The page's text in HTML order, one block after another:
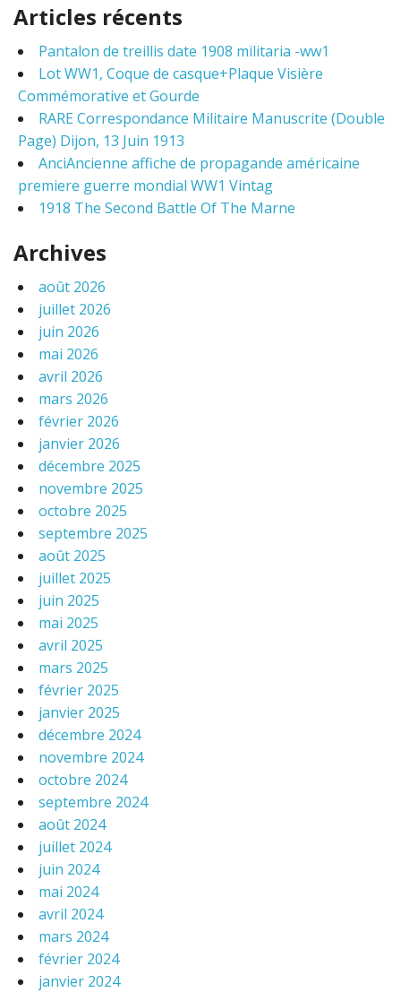
r
h
o
Articles récents
Pantalon de treillis date 1908 militaria -ww1
Lot WW1, Coque de casque+Plaque Visière
Commémorative et Gourde
RARE Correspondance Militaire Manuscrite (Double
Page) Dijon, 13 Juin 1913
AnciAncienne affiche de propagande américaine
premiere guerre mondial WW1 Vintag
1918 The Second Battle Of The Marne
Archives
août 2026
juillet 2026
juin 2026
mai 2026
avril 2026
mars 2026
février 2026
janvier 2026
décembre 2025
novembre 2025
octobre 2025
septembre 2025
août 2025
juillet 2025
juin 2025
mai 2025
avril 2025
mars 2025
février 2025
janvier 2025
décembre 2024
novembre 2024
octobre 2024
septembre 2024
août 2024
juillet 2024
juin 2024
mai 2024
avril 2024
mars 2024
février 2024
janvier 2024